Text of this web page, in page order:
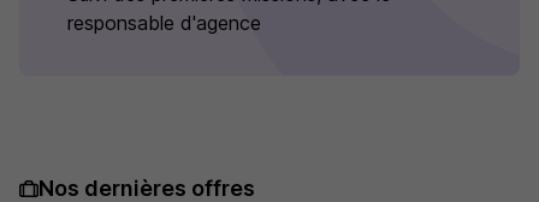
responsable d'agence
Nos dernières offres